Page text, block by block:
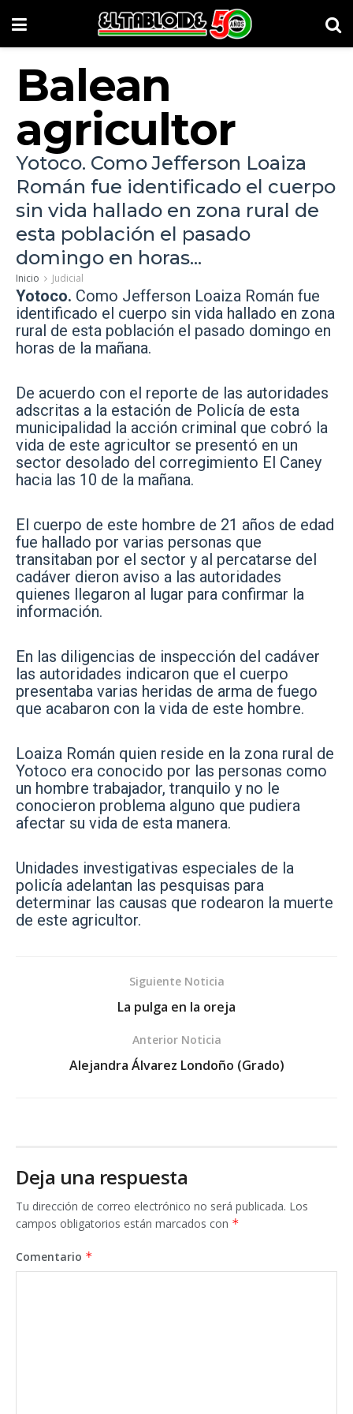
Balean
agricultor
Yotoco. Como Jefferson Loaiza
Román fue identificado el cuerpo
sin vida hallado en zona rural de
esta población el pasado
domingo en horas...
Inicio Judicial
Yotoco. Como Jefferson Loaiza Román fue
identificado el cuerpo sin vida hallado en zona
rural de esta población el pasado domingo en
horas de la mañana.
De acuerdo con el reporte de las autoridades
adscritas a la estación de Policía de esta
municipalidad la acción criminal que cobró la
vida de este agricultor se presentó en un
sector desolado del corregimiento El Caney
hacia las 10 de la mañana.
El cuerpo de este hombre de 21 años de edad
fue hallado por varias personas que
transitaban por el sector y al percatarse del
cadáver dieron aviso a las autoridades
quienes llegaron al lugar para confirmar la
información.
En las diligencias de inspección del cadáver
las autoridades indicaron que el cuerpo
presentaba varias heridas de arma de fuego
que acabaron con la vida de este hombre.
Loaiza Román quien reside en la zona rural de
Yotoco era conocido por las personas como
un hombre trabajador, tranquilo y no le
conocieron problema alguno que pudiera
afectar su vida de esta manera.
Unidades investigativas especiales de la
policía adelantan las pesquisas para
determinar las causas que rodearon la muerte
de este agricultor.
Siguiente Noticia
La pulga en la oreja
Anterior Noticia
Alejandra Álvarez Londoño (Grado)
Deja una respuesta
Tu dirección de correo electrónico no será publicada. Los
campos obligatorios están marcados con *
Comentario *